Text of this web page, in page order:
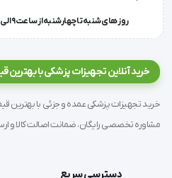
مو قابل استفاده است.
جای زخم را کم رنگ کرده و
روز های شنبه تا چهارشنبه از ساعت 9 الی 17 و روز پنجشنبه ساعت 9 الی 13
خرید آنلاین تجهیزات پزشکی با
مشاوره تخصصی رایگان، ضمانت اصالت کالا و
دسترسی سریع